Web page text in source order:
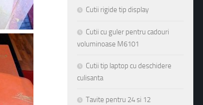
Cutii rigide tip display
Cutii cu guler pentru cadouri
voluminoase M6101
Cutii tip laptop cu deschidere
culisanta
Tavite pentru 24 si 12